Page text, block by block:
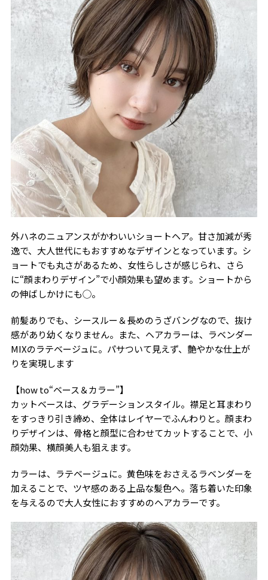
外ハネのニュアンスがかわいいショートヘア。甘さ加減が秀
逸で、大人世代にもおすすめなデザインとなっています。シ
ョートでも丸さがあるため、女性らしさが感じられ、さら
に“顔まわりデザイン”で小顔効果も望めます。ショートから
の伸ばしかけにも◯。
前髪ありでも、シースルー＆長めのうざバングなので、抜け
感があり幼くなりません。また、ヘアカラーは、ラベンダー
MIXのラテベージュに。パサついて見えず、艶やかな仕上が
りを実現します
【how to“ベース＆カラー”】
カットベースは、グラデーションスタイル。襟足と耳まわり
をすっきり引き締め、全体はレイヤーでふんわりと。顔まわ
りデザインは、骨格と顔型に合わせてカットすることで、小
顔効果、横顔美人も狙えます。
カラーは、ラテベージュに。黄色味をおさえるラベンダーを
加えることで、ツヤ感のある上品な髪色へ。落ち着いた印象
を与えるので大人女性におすすめのヘアカラーです。